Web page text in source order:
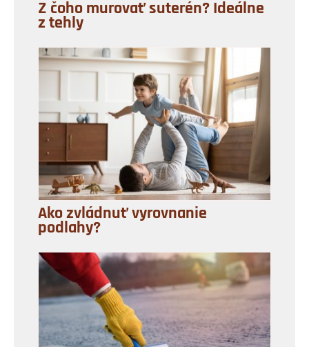
Z čoho murovať suterén? Ideálne
z tehly
Ako zvládnuť vyrovnanie
podlahy?